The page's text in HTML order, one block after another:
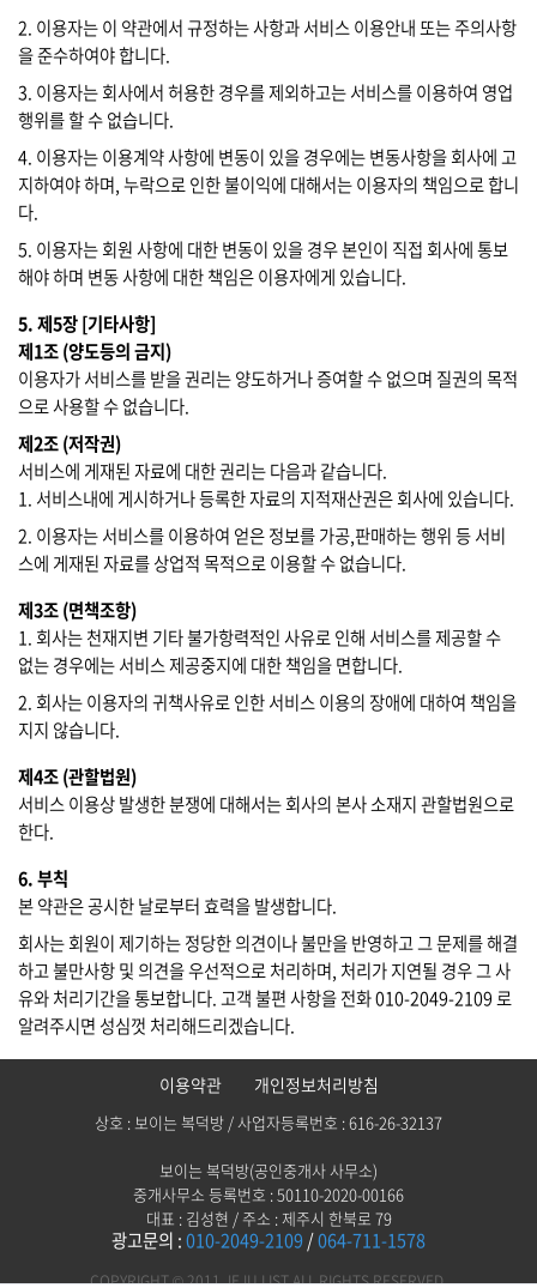
2. 이용자는 이 약관에서 규정하는 사항과 서비스 이용안내 또는 주의사항
을 준수하여야 합니다.
3. 이용자는 회사에서 허용한 경우를 제외하고는 서비스를 이용하여 영업
행위를 할 수 없습니다.
4. 이용자는 이용계약 사항에 변동이 있을 경우에는 변동사항을 회사에 고
지하여야 하며, 누락으로 인한 불이익에 대해서는 이용자의 책임으로 합니
다.
5. 이용자는 회원 사항에 대한 변동이 있을 경우 본인이 직접 회사에 통보
해야 하며 변동 사항에 대한 책임은 이용자에게 있습니다.
5. 제5장 [기타사항]
제1조 (양도등의 금지)
이용자가 서비스를 받을 권리는 양도하거나 증여할 수 없으며 질권의 목적
으로 사용할 수 없습니다.
제2조 (저작권)
서비스에 게재된 자료에 대한 권리는 다음과 같습니다.
1. 서비스내에 게시하거나 등록한 자료의 지적재산권은 회사에 있습니다.
2. 이용자는 서비스를 이용하여 얻은 정보를 가공,판매하는 행위 등 서비
스에 게재된 자료를 상업적 목적으로 이용할 수 없습니다.
제3조 (면책조항)
1. 회사는 천재지변 기타 불가항력적인 사유로 인해 서비스를 제공할 수
없는 경우에는 서비스 제공중지에 대한 책임을 면합니다.
2. 회사는 이용자의 귀책사유로 인한 서비스 이용의 장애에 대하여 책임을
지지 않습니다.
제4조 (관할법원)
서비스 이용상 발생한 분쟁에 대해서는 회사의 본사 소재지 관할법원으로
한다.
6. 부칙
본 약관은 공시한 날로부터 효력을 발생합니다.
회사는 회원이 제기하는 정당한 의견이나 불만을 반영하고 그 문제를 해결
하고 불만사항 및 의견을 우선적으로 처리하며, 처리가 지연될 경우 그 사
유와 처리기간을 통보합니다. 고객 불편 사항을 전화 010-2049-2109 로
알려주시면 성심껏 처리해드리겠습니다.
이용약관 개인정보처리방침
상호 : 보이는 복덕방 / 사업자등록번호 : 616-26-32137
보이는 복덕방(공인중개사 사무소)
중개사무소 등록번호 : 50110-2020-00166
대표 : 김성현 / 주소 : 제주시 한북로 79
광고문의 :010-2049-2109/064-711-1578
COPYRIGHT © 2011 JEJU LIST ALL RIGHTS RESERVED.